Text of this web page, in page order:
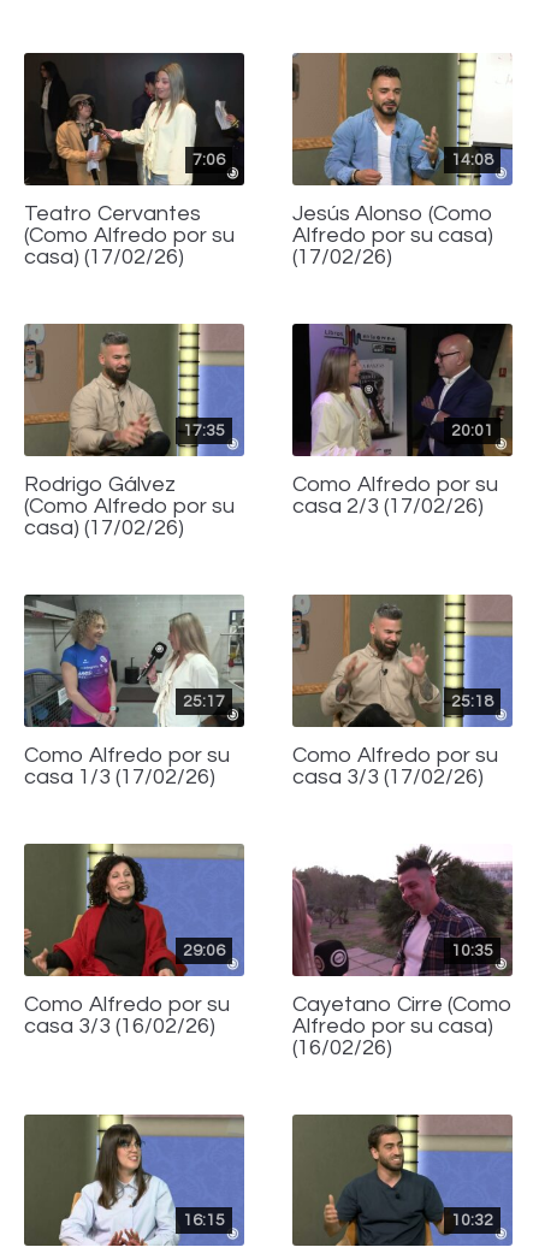
7:06
Teatro Cervantes
(Como Alfredo por su
casa) (17/02/26)
14:08
Jesús Alonso (Como
Alfredo por su casa)
(17/02/26)
17:35
Rodrigo Gálvez
(Como Alfredo por su
casa) (17/02/26)
20:01
Como Alfredo por su
casa 2/3 (17/02/26)
25:17
Como Alfredo por su
casa 1/3 (17/02/26)
25:18
Como Alfredo por su
casa 3/3 (17/02/26)
29:06
Como Alfredo por su
casa 3/3 (16/02/26)
10:35
Cayetano Cirre (Como
Alfredo por su casa)
(16/02/26)
16:15 10:32